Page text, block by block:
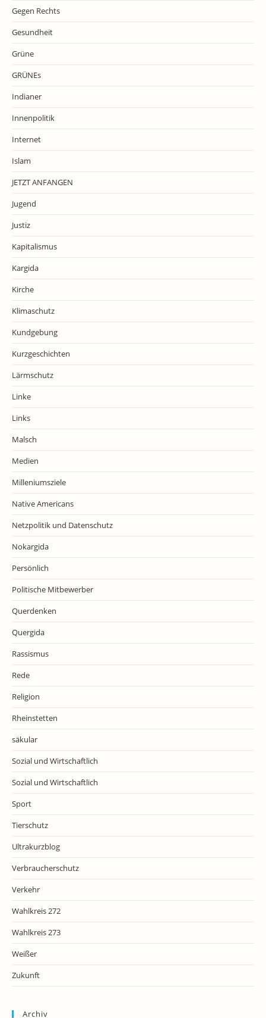
Gegen Rechts
Gesundheit
Grüne
GRÜNEs
Indianer
Innenpolitik
Internet
Islam
JETZT ANFANGEN
Jugend
Justiz
Kapitalismus
Kargida
Kirche
Klimaschutz
Kundgebung
Kurzgeschichten
Lärmschutz
Linke
Links
Malsch
Medien
Milleniumsziele
Native Americans
Netzpolitik und Datenschutz
Nokargida
Persönlich
Politische Mitbewerber
Querdenken
Quergida
Rassismus
Rede
Religion
Rheinstetten
säkular
Sozial und Wirtschaftlich
Sozial und Wirtschaftlich
Sport
Tierschutz
Ultrakurzblog
Verbraucherschutz
Verkehr
Wahlkreis 272
Wahlkreis 273
Weißer
Zukunft
Archiv